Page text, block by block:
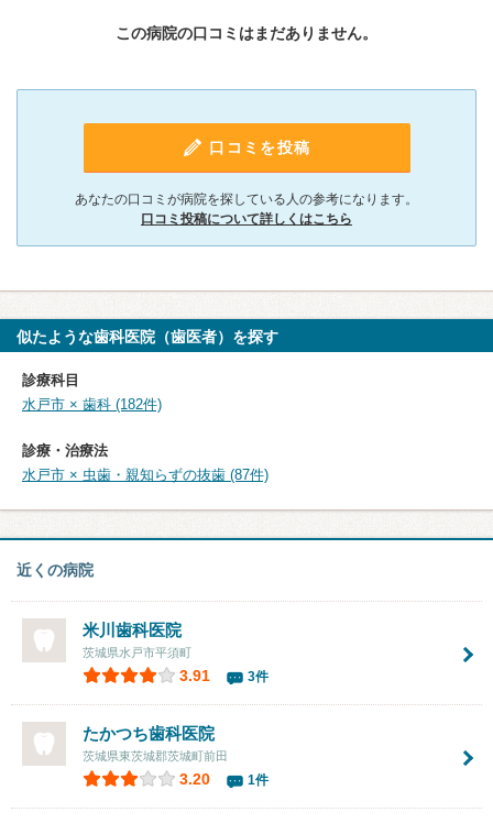
この病院の口コミはまだありません。
口コミを投稿
あなたの口コミが病院を探している人の参考になります。
口コミ投稿について詳しくはこちら
似たような歯科医院（歯医者）を探す
診療科目
水戸市 × 歯科 (182件)
診療・治療法
水戸市 × 虫歯・親知らずの抜歯 (87件)
近くの病院
米川歯科医院
茨城県水戸市平須町
3.91 3件
たかつち歯科医院
茨城県東茨城郡茨城町前田
3.20 1件